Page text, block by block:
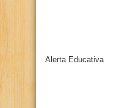
Alerta Educativa